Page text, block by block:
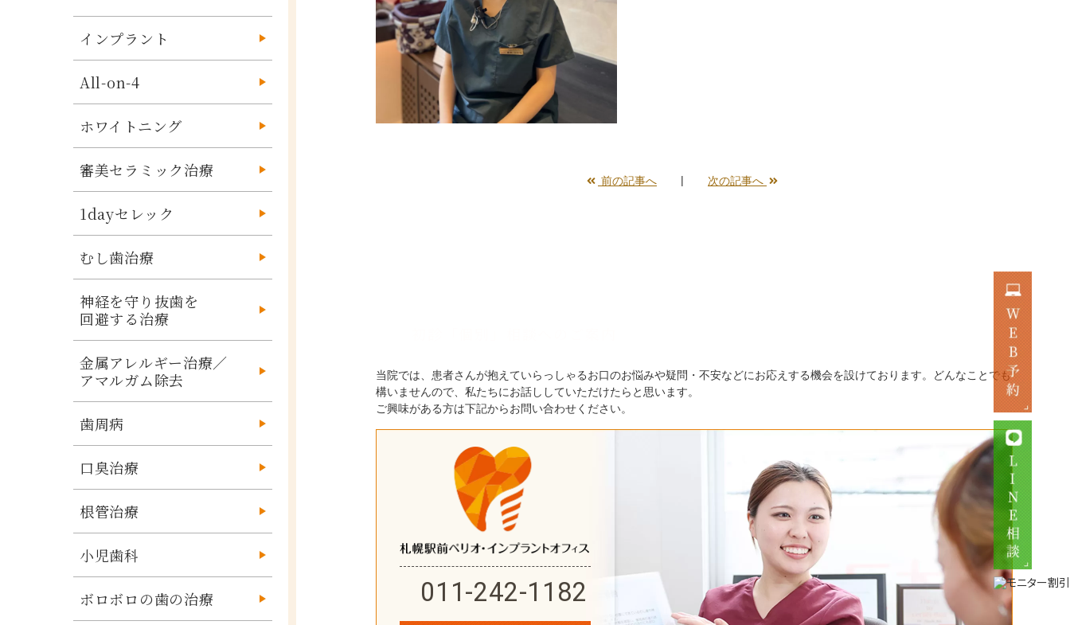
インプラント
All-on-4
ホワイトニング
審美セラミック治療
1dayセレック
むし歯治療
神経を守り抜歯を
回避する治療
金属アレルギー治療／
アマルガム除去
歯周病
口臭治療
根管治療
小児歯科
ボロボロの歯の治療
前の記事へ 次の記事へ
当院では、患者さんが抱えていらっしゃるお口のお悩みや疑問・不安などにお応えする機会を設けております。どんなことでも
構いませんので、私たちにお話ししていただけたらと思います。
ご興味がある方は下記からお問い合わせください。
011-242-1182